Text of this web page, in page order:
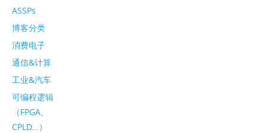
ASSPs
博客分类
消费电子
通信&计算
工业&汽车
可编程逻辑
（FPGA、
CPLD…）